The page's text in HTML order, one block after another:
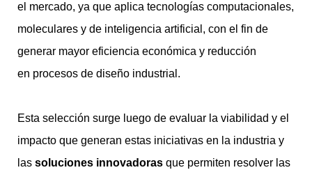
el mercado, ya que aplica tecnologías computacionales,
moleculares y de inteligencia artificial, con el fin de
generar mayor eficiencia económica y reducción
en procesos de diseño industrial.
Esta selección surge luego de evaluar la viabilidad y el
impacto que generan estas iniciativas en la industria y
las soluciones innovadoras que permiten resolver las